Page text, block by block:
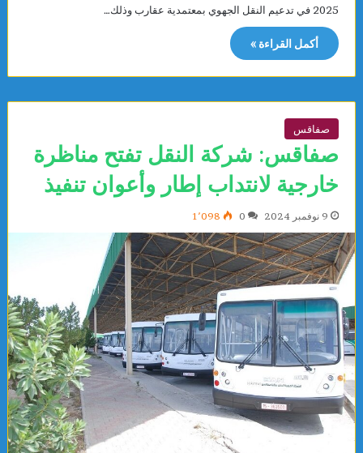
2025 في تدعيم النقل الجهوي بمعتمدية عقارب وذلك…
أكمل القراءة »
صفاقس
صفاقس: شركة النقل تفتح مناظرة
خارجية لانتداب إطار وأعوان تنفيذ
9 نوفمبر 2024 0 1٬098